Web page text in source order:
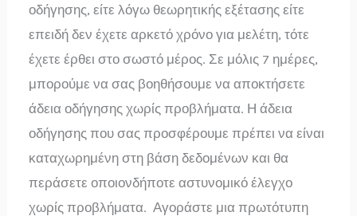
οδήγησης, είτε λόγω θεωρητικής εξέτασης είτε
επειδή δεν έχετε αρκετό χρόνο για μελέτη, τότε
έχετε έρθει στο σωστό μέρος. Σε μόλις 7 ημέρες,
μπορούμε να σας βοηθήσουμε να αποκτήσετε
άδεια οδήγησης χωρίς προβλήματα. Η άδεια
οδήγησης που σας προσφέρουμε πρέπει να είναι
καταχωρημένη στη βάση δεδομένων και θα
περάσετε οποιονδήποτε αστυνομικό έλεγχο
χωρίς προβλήματα. Αγοράστε μια πρωτότυπη